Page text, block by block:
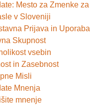
Mesto za Zmenke za
v Sloveniji
Prijava in Uporaba
Skupnost
vsebin
in Zasebnost
Misli
Mnenja
mnenje